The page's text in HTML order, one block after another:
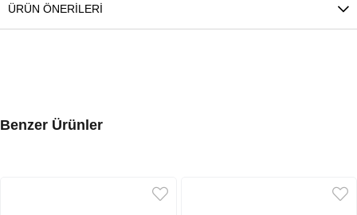
ÜRÜN ÖNERILERI
Benzer Ürünler